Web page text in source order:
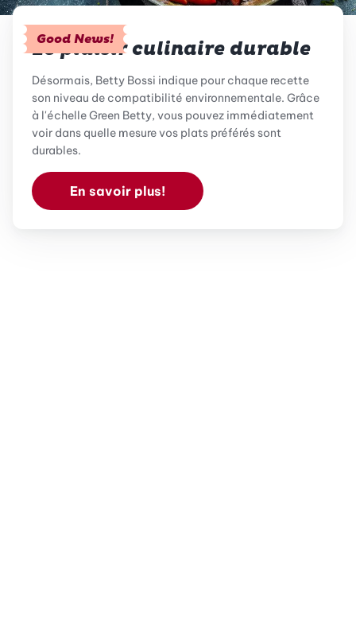
Good News!
Le plaisir culinaire durable
Désormais, Betty Bossi indique pour chaque recette
son niveau de compatibilité environnementale. Grâce
à l'échelle Green Betty, vous pouvez immédiatement
voir dans quelle mesure vos plats préférés sont
durables.
En savoir plus!